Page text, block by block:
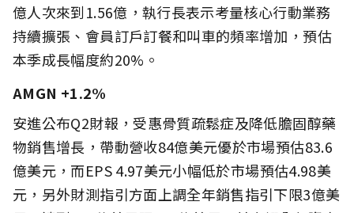
億人次來到1.56億，執行長表示考量核心行動業務
持續擴張、會員訂戶訂餐和叫車的頻率增加，預估
本季成長幅度約20%。
AMGN +1.2%
安進公布Q2財報，受惠骨質疏鬆症及降低膽固醇藥
物銷售增長，帶動營收84億美元優於市場預估83.6
億美元，而EPS 4.97美元小幅低於市場預估4.98美
元，另外財測指引方面上調全年銷售指引下限3億美